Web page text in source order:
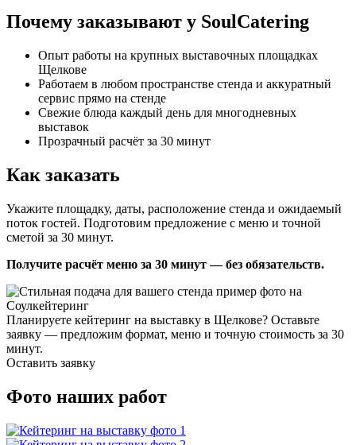
Почему заказывают у SoulCatering
Опыт работы на крупных выставочных площадках
Щелкове
Работаем в любом пространстве стенда и аккуратный
сервис прямо на стенде
Свежие блюда каждый день для многодневных
выставок
Прозрачный расчёт за 30 минут
Как заказать
Укажите площадку, даты, расположение стенда и ожидаемый
поток гостей. Подготовим предложение с меню и точной
сметой за 30 минут.
Получите расчёт меню за 30 минут — без обязательств.
Планируете кейтеринг на выставку в Щелкове? Оставьте
заявку — предложим формат, меню и точную стоимость за 30
минут.
Оставить заявку
Фото наших работ